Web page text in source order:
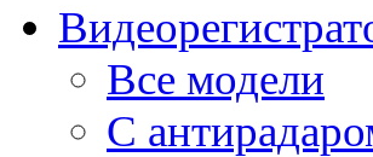
Все модели
C